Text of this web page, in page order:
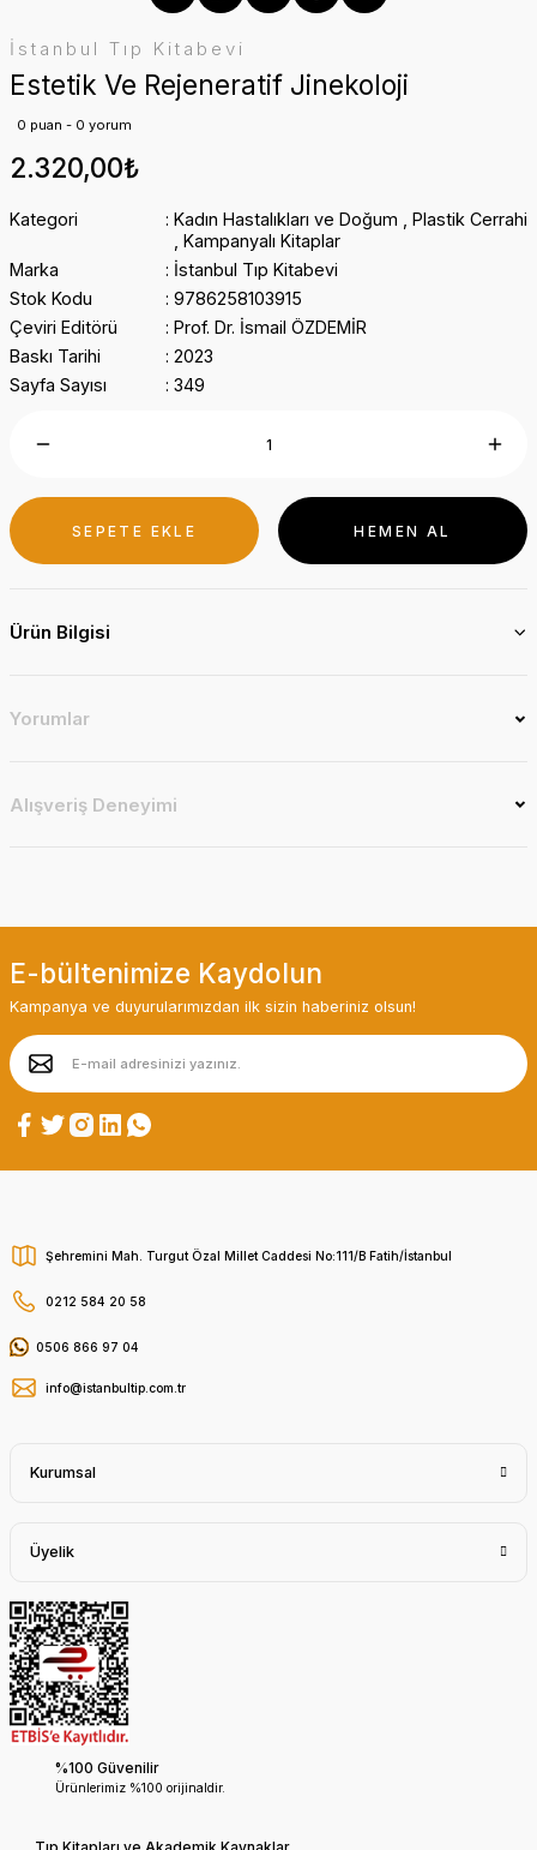
İstanbul Tıp Kitabevi
Estetik Ve Rejeneratif Jinekoloji
0 puan - 0 yorum
2.320,00₺
Kategori Kadın Hastalıkları ve Doğum
Plastik Cerrahi
Kampanyalı Kitaplar
Marka
İstanbul Tıp Kitabevi
Stok Kodu
9786258103915
Çeviri Editörü
Prof. Dr. İsmail ÖZDEMİR
Baskı Tarihi
2023
Sayfa Sayısı
349
SEPETE EKLE HEMEN AL
Ürün Bilgisi
Yorumlar
Alışveriş Deneyimi
E-bültenimize Kaydolun
Kampanya ve duyurularımızdan ilk sizin haberiniz olsun!
Şehremini Mah. Turgut Özal Millet Caddesi No:111/B Fatih/İstanbul
0212 584 20 58
0506 866 97 04
info@istanbultip.com.tr
Kurumsal
Üyelik
%100 Güvenilir
Ürünlerimiz %100 orijinaldir.